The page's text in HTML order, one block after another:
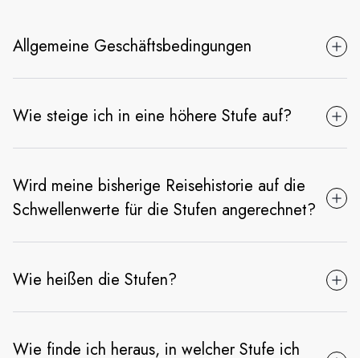
Allgemeine Geschäftsbedingungen
Wie steige ich in eine höhere Stufe auf?
Wird meine bisherige Reisehistorie auf die
Schwellenwerte für die Stufen angerechnet?
Wie heißen die Stufen?
Wie finde ich heraus, in welcher Stufe ich